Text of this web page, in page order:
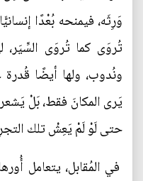
وَرِثَه، فيمنحه بُعْدًا
تُروَى كما تُروَى
ونُدوب، ولها أيضًا قُدرة
يَرى المكانَ فقط، بَلْ
حتى لَوْ لَمْ يَعِشْ تلك
في المُقابل، يتعامل